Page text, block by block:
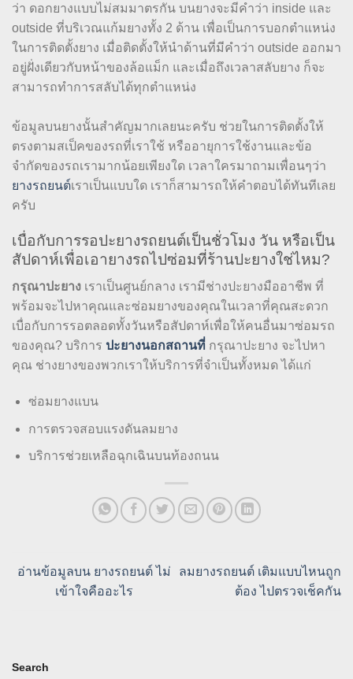
ว่า ดอกยางแบบไม่สมมาตรกัน บนยางจะมีคำว่า inside และ
outside ที่บริเวณแก้มยางทั้ง 2 ด้าน เพื่อเป็นการบอกตำแหน่ง
ในการติดตั้งยาง เมื่อติดตั้งให้นำด้านที่มีคำว่า outside ออกมา
อยู่ฝั่งเดียวกับหน้าของล้อแม็ก และเมื่อถึงเวลาสลับยาง ก็จะ
สามารถทำการสลับได้ทุกตำแหน่ง
ข้อมูลบนยางนั้นสำคัญมากเลยนะครับ ช่วยในการติดตั้งให้
ตรงตามสเป็คของรถที่เราใช้ หรืออายุการใช้งานและข้อ
จำกัดของรถเรามากน้อยเพียงใด เวลาใครมาถามเพื่อนๆว่า
ยางรถยนต์เราเป็นแบบใด เราก็สามารถให้คำตอบได้ทันทีเลย
ครับ
เบื่อกับการรอปะยางรถยนต์เป็นชั่วโมง วัน หรือเป็น
สัปดาห์เพื่อเอายางรถไปซ่อมที่ร้านปะยางใช่ไหม?
กรุณาปะยาง เราเป็นศูนย์กลาง เรามีช่างปะยางมืออาชีพ ที่
พร้อมจะไปหาคุณและซ่อมยางของคุณในเวลาที่คุณสะดวก
เบื่อกับการรอตลอดทั้งวันหรือสัปดาห์เพื่อให้คนอื่นมาซ่อมรถ
ของคุณ? บริการ ปะยางนอกสถานที่ กรุณาปะยาง จะไปหา
คุณ ช่างยางของพวกเราให้บริการที่จำเป็นทั้งหมด ได้แก่
ซ่อมยางแบน
การตรวจสอบแรงดันลมยาง
บริการช่วยเหลือฉุกเฉินบนท้องถนน
อ่านข้อมูลบน ยางรถยนต์ ไม่
เข้าใจคืออะไร
ลมยางรถยนต์ เติมแบบไหนถูก
ต้อง ไปตรวจเช็คกัน
Search